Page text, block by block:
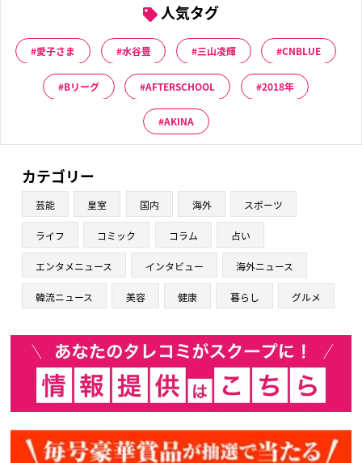
人気タグ
愛子さま 水谷豊 三山凌輝 CNBLUE
Bリーグ AFTERSCHOOL 2018年
AKINA
カテゴリー
芸能 皇室 国内 海外 スポーツ
ライフ コミック コラム 占い
エンタメニュース インタビュー 海外ニュース
韓流ニュース 美容 健康 暮らし グルメ